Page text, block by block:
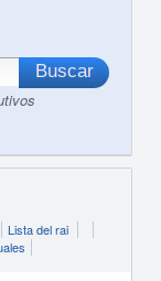
Lista del rai